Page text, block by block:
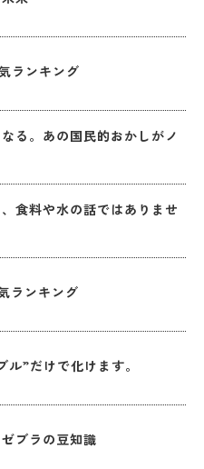
ランキング
る。あの国民的おかしがノ
食料や水の話ではありませ
ランキング
”だけで化けます。
ブラの豆知識